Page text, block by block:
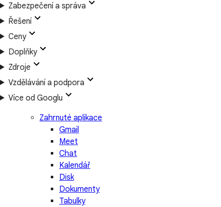
Zabezpečení a správa
Řešení
Ceny
Doplňky
Zdroje
Vzdělávání a podpora
Více od Googlu
Zahrnuté aplikace
Gmail
Meet
Chat
Kalendář
Disk
Dokumenty
Tabulky